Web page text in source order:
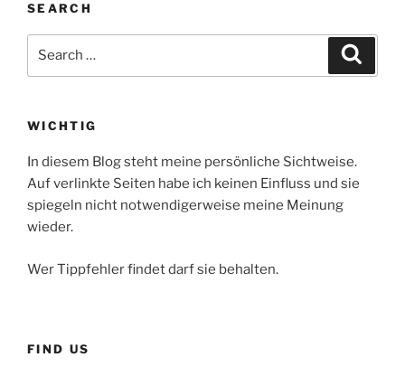
SEARCH
WICHTIG
In diesem Blog steht meine persönliche Sichtweise.
Auf verlinkte Seiten habe ich keinen Einfluss und sie
spiegeln nicht notwendigerweise meine Meinung
wieder.
Wer Tippfehler findet darf sie behalten.
FIND US